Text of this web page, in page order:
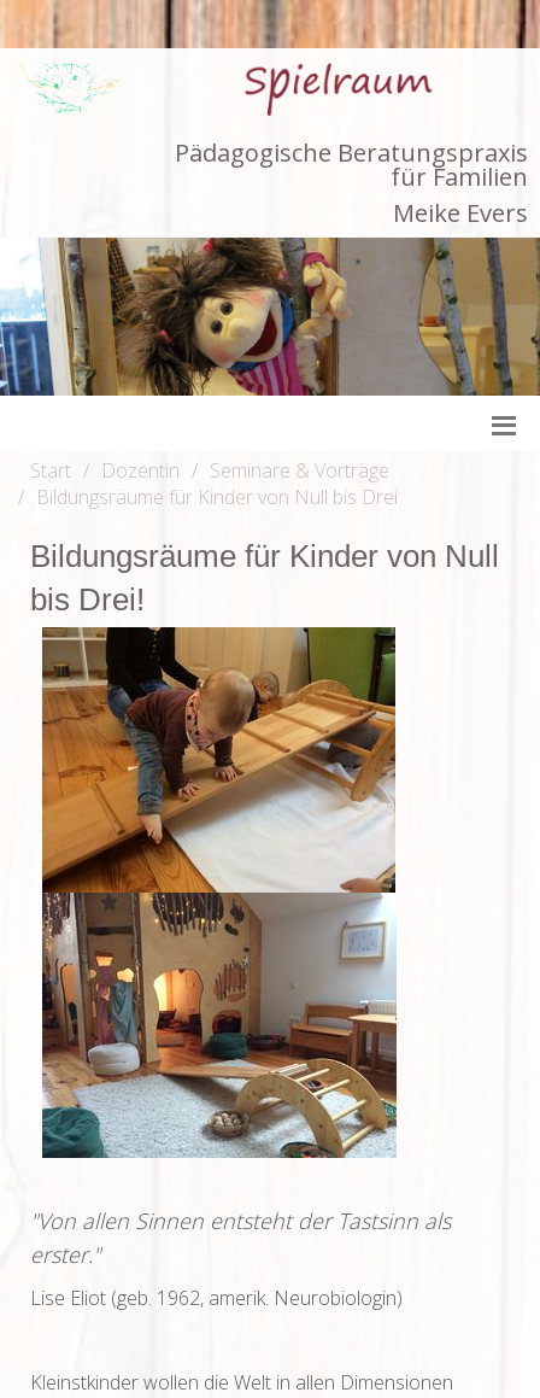
Pädagogische Beratungspraxis
für Familien
Meike Evers
Start Dozentin
Seminare & Vorträge
Bildungsräume für Kinder von Null bis Drei
Bildungsräume für Kinder von Null
bis Drei!
"Von allen Sinnen entsteht der Tastsinn als
erster."
Lise Eliot (geb. 1962, amerik. Neurobiologin)
Kleinstkinder wollen die Welt in allen Dimensionen